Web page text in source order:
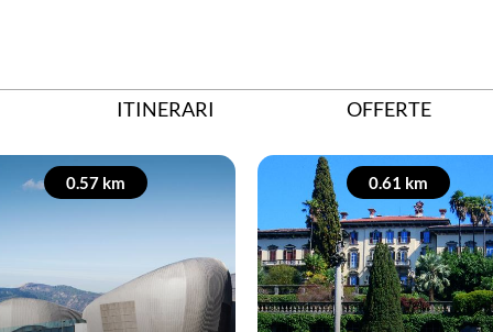
ITINERARI OFFERTE
0.57 km 0.61 km